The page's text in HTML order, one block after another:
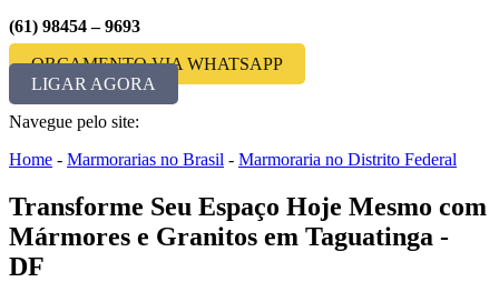
(61) 98454 – 9693
ORÇAMENTO VIA WHATSAPP
LIGAR AGORA
Navegue pelo site:
Home - Marmorarias no Brasil - Marmoraria no Distrito Federal
Transforme Seu Espaço Hoje Mesmo com
Mármores e Granitos em Taguatinga -
DF